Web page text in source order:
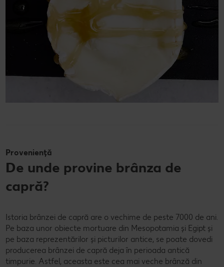
Proveniență
De unde provine brânza de
capră?
Istoria brânzei de capră are o vechime de peste 7000 de ani.
Pe baza unor obiecte mortuare din Mesopotamia și Egipt și
pe baza reprezentărilor și picturilor antice, se poate dovedi
producerea brânzei de capră deja în perioada antică
timpurie. Astfel, aceasta este cea mai veche brânză din